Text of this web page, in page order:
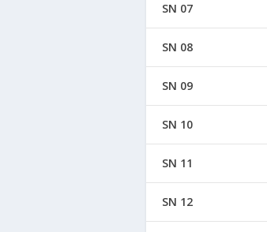
SN 07
SN 08
SN 09
SN 10
SN 11
SN 12